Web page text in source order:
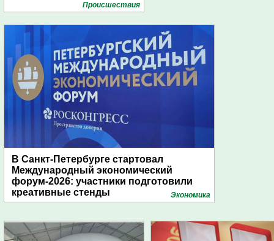
Проиcшествия
В Санкт-Петербурге стартовал
Международный экономический
форум-2026: участники подготовили
креативные стенды
Экономика